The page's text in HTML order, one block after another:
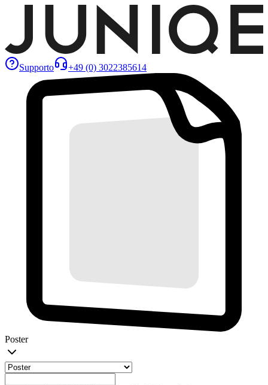
Supporto +49 (0) 3022385614
Poster